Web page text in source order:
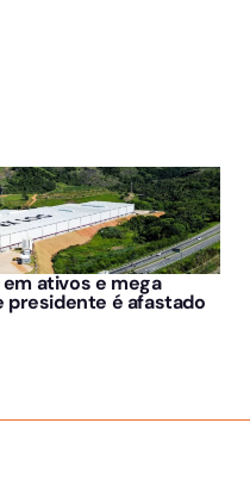
em ativos e mega
presidente é afastado